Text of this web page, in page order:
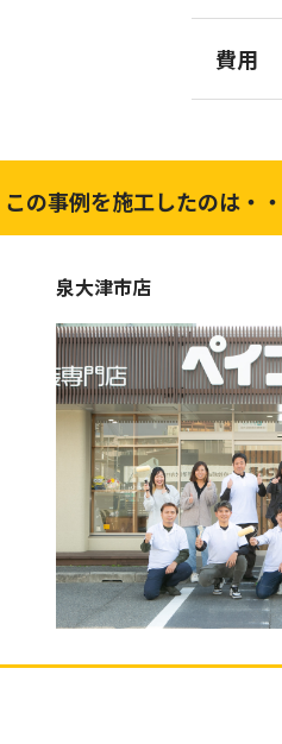
費用
この事例を施工したのは・
泉大津市店